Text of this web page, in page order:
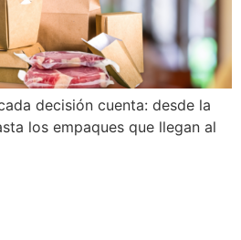
decisión cuenta: desde la
los empaques que llegan al